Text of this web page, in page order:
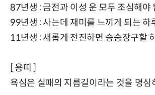
87년생 : 금전과 이성 운 모두 조심해야
99년생 : 사는데 재미를 느끼게 되는 하
11년생 : 새롭게 전진하면 승승장구할
[ 용띠 ]
욕심은 실패의 지름길이라는 것을 명심